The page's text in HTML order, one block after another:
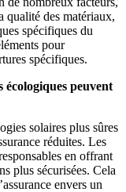
qualité des matériaux,
spécifiques du
pour
spécifiques.
écologiques peuvent
solaires plus sûres
réduites. Les
en offrant
plus sécurisées. Cela
envers un